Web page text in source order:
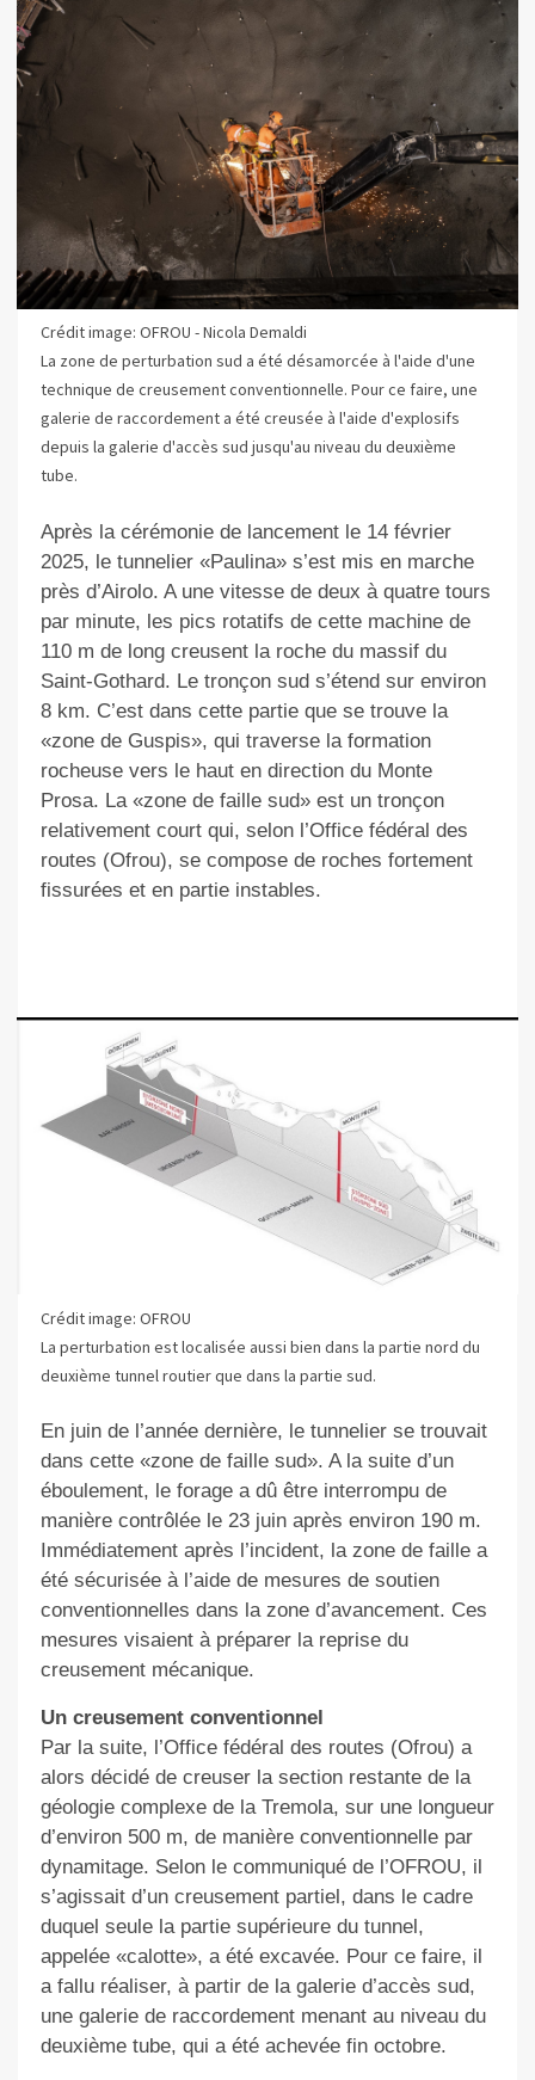
Crédit image: OFROU - Nicola Demaldi
La zone de perturbation sud a été désamorcée à l'aide d'une
technique de creusement conventionnelle. Pour ce faire, une
galerie de raccordement a été creusée à l'aide d'explosifs
depuis la galerie d'accès sud jusqu'au niveau du deuxième
tube.
Après la cérémonie de lancement le 14 février
2025, le tunnelier «Paulina» s’est mis en marche
près d’Airolo. A une vitesse de deux à quatre tours
par minute, les pics rotatifs de cette machine de
110 m de long creusent la roche du massif du
Saint-Gothard. Le tronçon sud s’étend sur environ
8 km. C’est dans cette partie que se trouve la
«zone de Guspis», qui traverse la formation
rocheuse vers le haut en direction du Monte
Prosa. La «zone de faille sud» est un tronçon
relativement court qui, selon l’Office fédéral des
routes (Ofrou), se compose de roches fortement
fissurées et en partie instables.
Crédit image: OFROU
La perturbation est localisée aussi bien dans la partie nord du
deuxième tunnel routier que dans la partie sud.
En juin de l’année dernière, le tunnelier se trouvait
dans cette «zone de faille sud». A la suite d’un
éboulement, le forage a dû être interrompu de
manière contrôlée le 23 juin après environ 190 m.
Immédiatement après l’incident, la zone de faille a
été sécurisée à l’aide de mesures de soutien
conventionnelles dans la zone d’avancement. Ces
mesures visaient à préparer la reprise du
creusement mécanique.
Un creusement conventionnel
Par la suite, l’Office fédéral des routes (Ofrou) a
alors décidé de creuser la section restante de la
géologie complexe de la Tremola, sur une longueur
d’environ 500 m, de manière conventionnelle par
dynamitage. Selon le communiqué de l’OFROU, il
s’agissait d’un creusement partiel, dans le cadre
duquel seule la partie supérieure du tunnel,
appelée «calotte», a été excavée. Pour ce faire, il
a fallu réaliser, à partir de la galerie d’accès sud,
une galerie de raccordement menant au niveau du
deuxième tube, qui a été achevée fin octobre.